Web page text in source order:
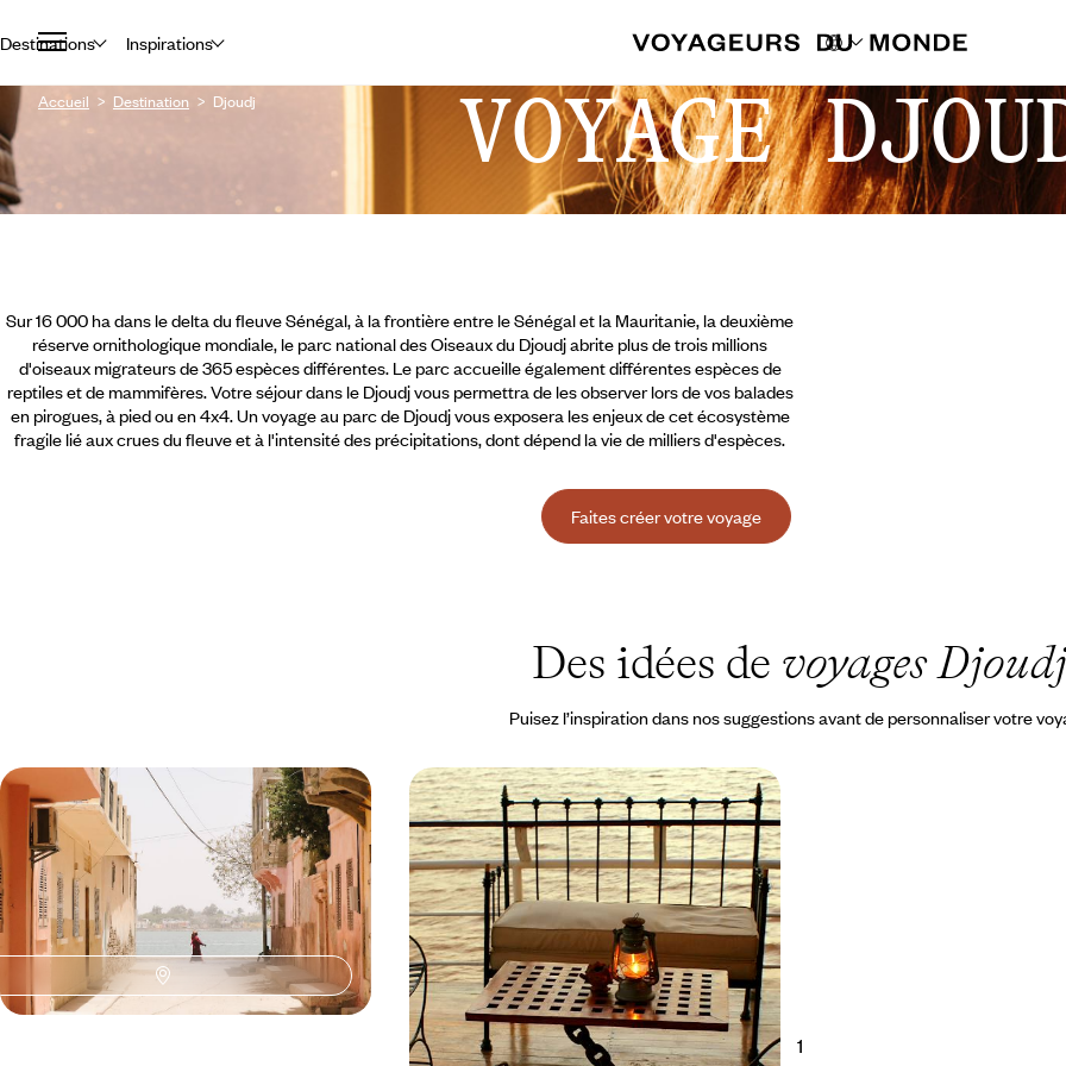
Destinations Inspirations
Accueil Destination Djoudj VOYAGE
Sur 16 000 ha dans le delta du fleuve Sénégal, à la frontière entre le Sénégal et la Mauritanie, la deuxième
réserve ornithologique mondiale, le parc national des Oiseaux du Djoudj abrite plus de trois millions
d'oiseaux migrateurs de 365 espèces différentes. Le parc accueille également différentes espèces de
reptiles et de mammifères. Votre séjour dans le Djoudj vous permettra de les observer lors de vos balades
en pirogues, à pied ou en 4x4. Un voyage au parc de Djoudj vous exposera les enjeux de cet écosystème
fragile lié aux crues du fleuve et à l'intensité des précipitations, dont dépend la vie de milliers d'espèces.
Faites créer votre voyage
Des idées de voyages Djoudj
Puisez l’inspiration dans nos suggestions avant de personnaliser votre
De Dakar à la Langue de Barbarie -
L'essentiel du Sénégal
De Dakar à Saint-Louis, de Gorée à la Langue de
Barbarie, une semaine dans la vie du Sénégal
9 jours, de 2500 à 3400 €
Le Sénégal au fil de l’eau - Croisière
sur le Bou el Mogdad
Naviguer sur le fleuve Sénégal, mais aussi
découvrir Dakar et la Langue de Barbarie
10 jours, de 3200 à 4100 €
1